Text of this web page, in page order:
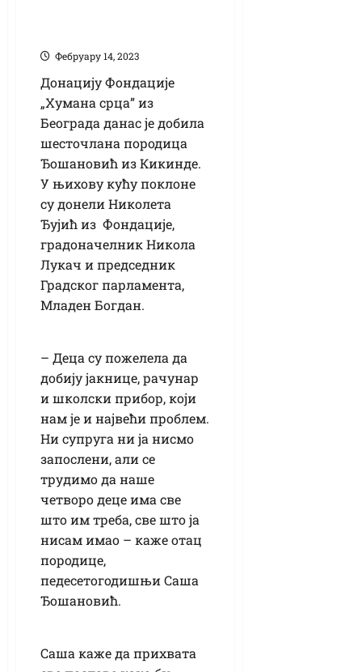
Фебруарy 14, 2023
Донацију Фондације
„Хумана срца” из
Београда данас је добила
шесточлана породица
Ђошановић из Кикинде.
У њихову кућу поклоне
су донели Николета
Ђујић из Фондације,
градоначелник Никола
Лукач и председник
Градског парламента,
Младен Богдан.
– Деца су пожелела да
добију јакнице, рачунар
и школски прибор, који
нам је и највећи проблем.
Ни супруга ни ја нисмо
запослени, али се
трудимо да наше
четворо деце има све
што им треба, све што ја
нисам имао – каже отац
породице,
педесетогодишњи Саша
Ђошановић.
Саша каже да прихвата